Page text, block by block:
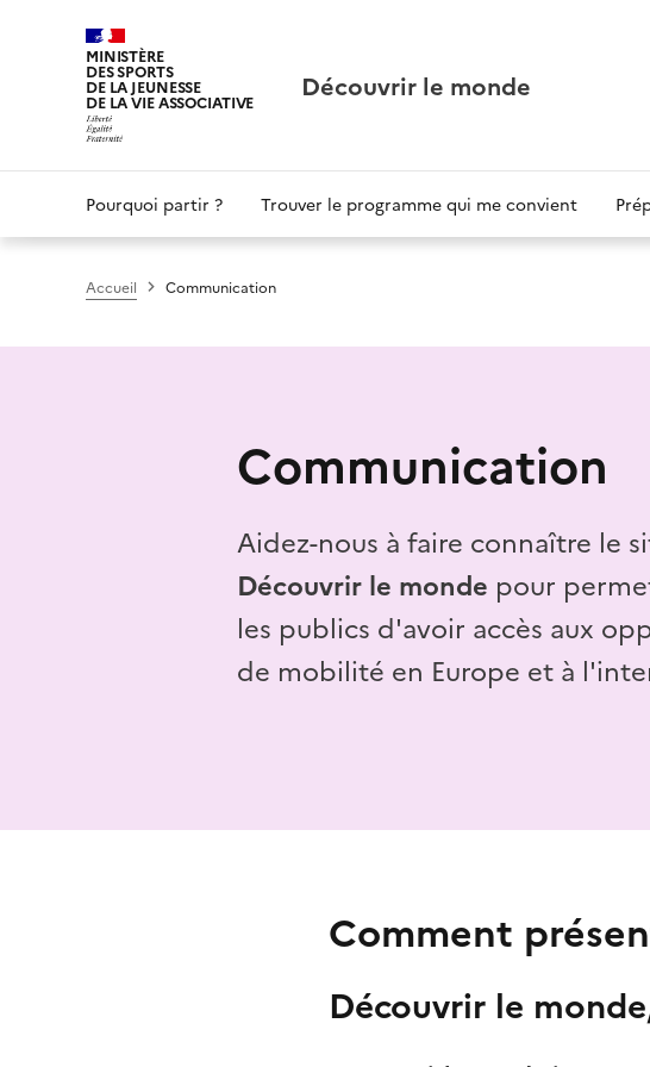
MINISTÈRE
DES SPORTS
DE LA JEUNESSE
DE LA VIE ASSOCIATIVE
Découvrir le monde
navigation
Pourquoi partir ? Trouver le programme qui me convient
Accueil Communication
Communication
Aidez-nous à faire connaître le
Découvrir le monde pour
les publics d'avoir accès aux
de mobilité en Europe et à
Comment
Découvrir le